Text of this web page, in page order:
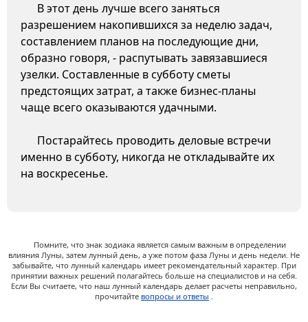
В этот день лучше всего заняться
разрешением накопившихся за неделю задач,
составлением планов на последующие дни,
образно говоря, - распутывать завязавшиеся
узелки. Составленные в субботу сметы
предстоящих затрат, а также бизнес-планы
чаще всего оказываются удачными.
Постарайтесь проводить деловые встречи
именно в субботу, никогда не откладывайте их
на воскресенье.
Помните, что знак зодиака является самым важным в определении
влияния Луны, затем лунный день, а уже потом фаза Луны и день недели. Не
забывайте, что лунный календарь имеет рекомендательный характер. При
принятии важных решений полагайтесь больше на специалистов и на себя.
Если Вы считаете, что наш лунный календарь делает расчеты неправильно,
прочитайте вопросы и ответы .